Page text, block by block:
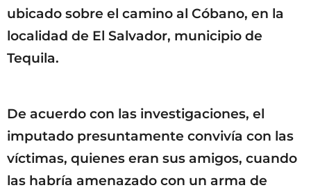
ubicado sobre el camino al Cóbano, en la
localidad de El Salvador, municipio de
Tequila.
De acuerdo con las investigaciones, el
imputado presuntamente convivía con las
víctimas, quienes eran sus amigos, cuando
las habría amenazado con un arma de